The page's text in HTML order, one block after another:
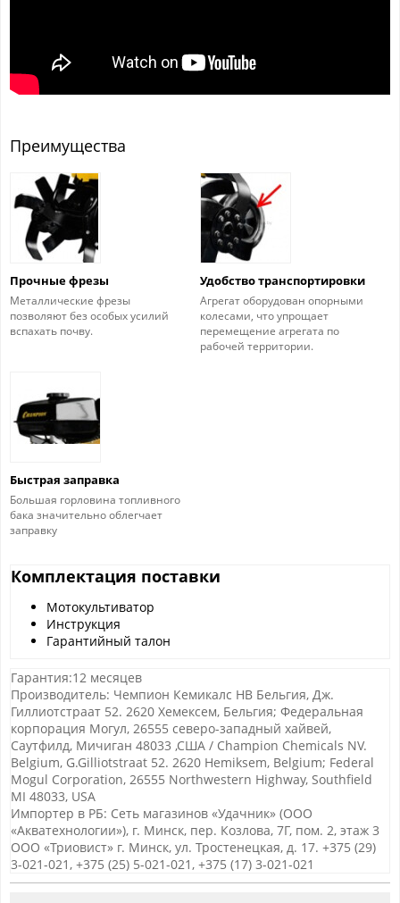
Преимущества
Прочные фрезы
Металлические фрезы
позволяют без особых усилий
вспахать почву.
Удобство транспортировки
Агрегат оборудован опорными
колесами, что упрощает
перемещение агрегата по
рабочей территории.
Быстрая заправка
Большая горловина топливного
бака значительно облегчает
заправку
Комплектация поставки
Мотокультиватор
Инструкция
Гарантийный талон
Гарантия:12 месяцев
Производитель: Чемпион Кемикалс НВ Бельгия, Дж.
Гиллиотстраат 52. 2620 Хемексем, Бельгия; Федеральная
корпорация Могул, 26555 северо-западный хайвей,
Саутфилд, Мичиган 48033 ,США / Champion Chemicals NV.
Belgium, G.Gilliotstraat 52. 2620 Hemiksem, Belgium; Federal
Mogul Corporation, 26555 Northwestern Highway, Southfield
MI 48033, USA
Импортер в РБ: Сеть магазинов «Удачник» (ООО
«Акватехнологии»), г. Минск, пер. Козлова, 7Г, пом. 2, этаж 3
ООО «Триовист» г. Минск, ул. Тростенецкая, д. 17. +375 (29)
3-021-021, +375 (25) 5-021-021, +375 (17) 3-021-021